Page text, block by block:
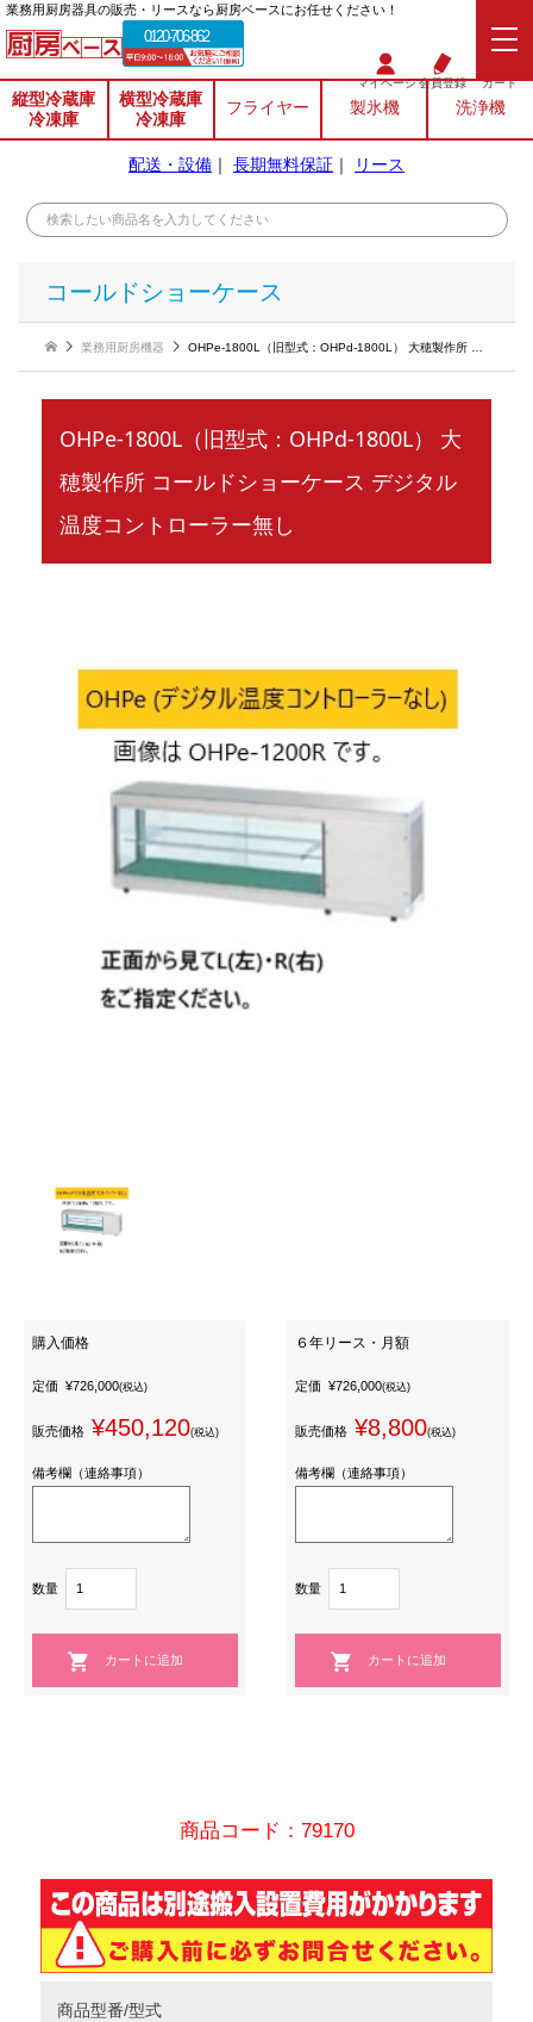
業務⽤厨房器具の販売・リースなら厨房ベースにお任せください！
0120-706-862
マイページ会員登録 カート
縦型冷蔵庫
冷凍庫
横型冷蔵庫
冷凍庫
フライヤー 製氷機 洗浄機
配送・設備 ｜ 長期無料保証 ｜ リース
コールドショーケース
業務用厨房機器 OHPe-1800L（旧型式：OHPd-1800L） 大穂製作所 コールドショーケース デジタル温度コントローラー無し
OHPe-1800L（旧型式：OHPd-1800L） 大
穂製作所 コールドショーケース デジタル
温度コントローラー無し
購入価格
定価 ¥726,000(税込)
販売価格 ¥450,120(税込)
備考欄（連絡事項）
数量
６年リース・月額
定価 ¥726,000(税込)
販売価格 ¥8,800(税込)
備考欄（連絡事項）
数量
商品コード：79170
商品型番/型式